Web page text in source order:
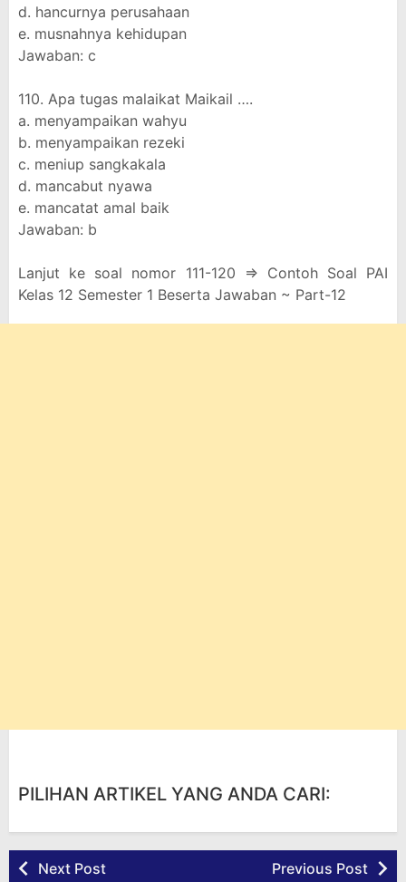
d. hancurnya perusahaan
e. musnahnya kehidupan
Jawaban: c
110. Apa tugas malaikat Maikail ….
a. menyampaikan wahyu
b. menyampaikan rezeki
c. meniup sangkakala
d. mancabut nyawa
e. mancatat amal baik
Jawaban: b
Lanjut ke soal nomor 111-120 => Contoh Soal PAI
Kelas 12 Semester 1 Beserta Jawaban ~ Part-12
PILIHAN ARTIKEL YANG ANDA CARI:
Next Post Previous Post